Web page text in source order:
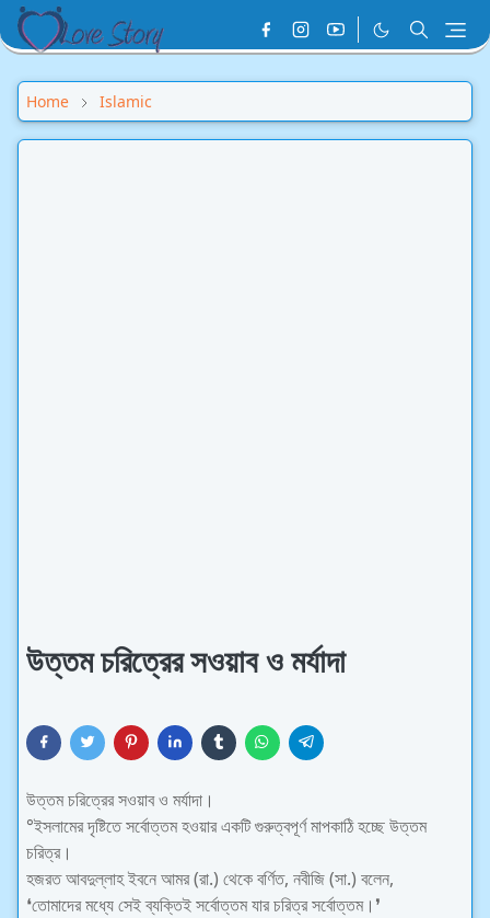
Home Islamic
উত্তম চরিত্রের সওয়াব ও মর্যাদা
উত্তম চরিত্রের সওয়াব ও মর্যাদা।
°ইসলামের দৃষ্টিতে সর্বোত্তম হওয়ার একটি গুরুত্বপূর্ণ মাপকাঠি হচ্ছে উত্তম
চরিত্র।
হজরত আবদুল্লাহ ইবনে আমর (রা.) থেকে বর্ণিত, নবীজি (সা.) বলেন,
❛তোমাদের মধ্যে সেই ব্যক্তিই সর্বোত্তম যার চরিত্র সর্বোত্তম।❜